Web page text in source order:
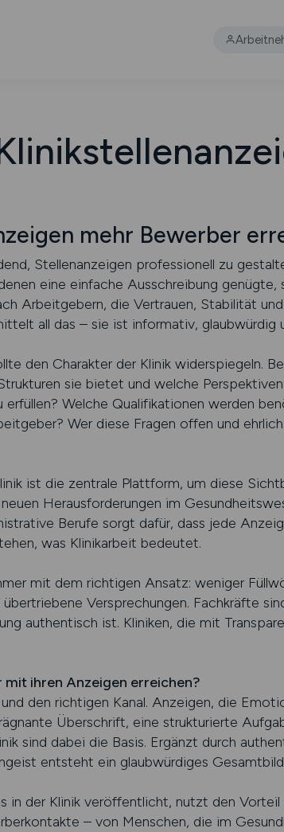
mehr Bewerber
Stellenanzeigen professionell zu
eine einfache Ausschreibung genügte,
Arbeitgebern, die Vertrauen, Stabilität
all das – sie ist informativ, glaubwürdig
den Charakter der Klinik widerspiegeln.
sie bietet und welche
erfüllen? Welche Qualifikationen werden
Wer diese Fragen offen und
ist die zentrale Plattform, um diese
Herausforderungen im
Berufe sorgt dafür, dass jede
was Klinikarbeit bedeutet.
mit dem richtigen Ansatz: weniger
Versprechungen. Fachkräfte
authentisch ist. Kliniken, die mit
mit ihren Anzeigen erreichen?
den richtigen Kanal. Anzeigen, die
Überschrift, eine strukturierte
sind dabei die Basis. Ergänzt durch
entsteht ein glaubwürdiges
in der Klinik veröffentlicht, nutzt den
– von Menschen, die im